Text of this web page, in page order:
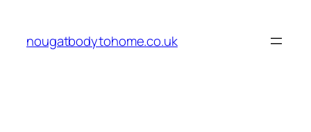
content
nougatbodytohome.co.uk